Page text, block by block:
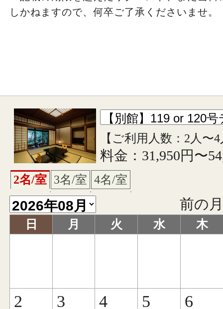
しかねますので、何卒ご了承くださいませ。
【ご利用人数：2人〜
料金：31,950円〜
2名/室 3名/室 4名/室
前の
日 月 火 水 木
2 3 4 5 6